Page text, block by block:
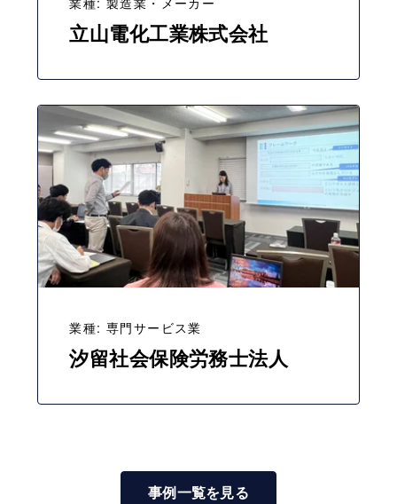
立山電化工業株式会社
業種: 専門サービス業
汐留社会保険労務士法人
事例一覧を見る